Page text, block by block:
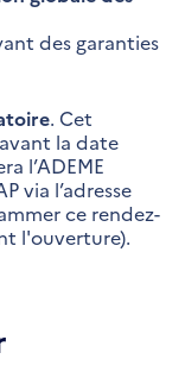
des garanties
. Cet
la date
l’ADEME
via l’adresse
ce rendez-
l'ouverture).